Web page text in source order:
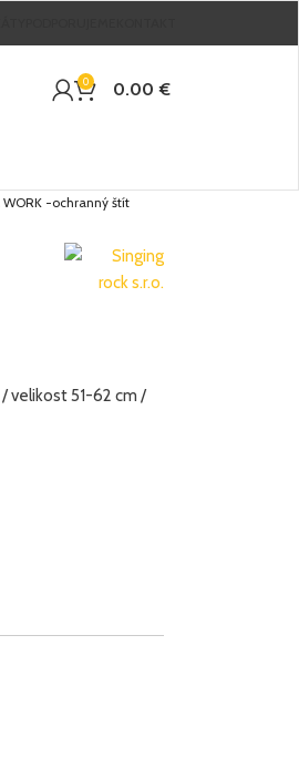
0 0.00 €
WORK -ochranný štít
velikost 51-62 cm /